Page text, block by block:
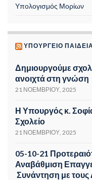
Υπολογισμός Μορίων
ΥΠΟΥΡΓΕΊΟ
Δημιουργούμε
ανοιχτά στη γνώση
21 ΝΟΕΜΒΡΊΟΥ, 2025
Η Υπουργός κ.
Σχολείο
21 ΝΟΕΜΒΡΊΟΥ, 2025
05-10-21
Αναβάθμιση
Συνάντηση με τους